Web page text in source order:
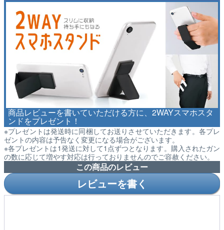
商品レビューを書いていただける方に、2WAYスマホスタ
ンドをプレゼント！
※プレゼントは発送時に同梱してお送りさせていただきます。各プレ
ゼントの内容は予告なく変更になる場合がございます。
※各プレゼントは1発送に対して1点ずつとなります。購入されたガン
の数に応じて増やす対応は行っておりませんのでご容赦ください。
この商品のレビュー
レビューを書く